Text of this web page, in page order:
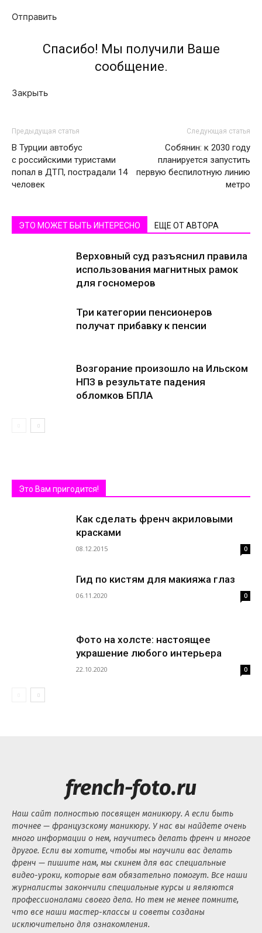
Отправить
Спасибо! Мы получили Ваше
сообщение.
Закрыть
Предыдущая статья
В Турции автобус
с российскими туристами
попал в ДТП, пострадали 14
человек
Следующая статья
Собянин: к 2030 году
планируется запустить
первую беспилотную линию
метро
ЭТО МОЖЕТ БЫТЬ ИНТЕРЕСНО ЕЩЕ ОТ АВТОРА
Верховный суд разъяснил правила
использования магнитных рамок
для госномеров
Три категории пенсионеров
получат прибавку к пенсии
Возгорание произошло на Ильском
НПЗ в результате падения
обломков БПЛА
Это Вам пригодится!
Как сделать френч акриловыми
красками
08.12.2015 0
Гид по кистям для макияжа глаз
06.11.2020 0
Фото на холсте: настоящее
украшение любого интерьера
22.10.2020 0
french-foto.ru
Наш сайт полностью посвящен маникюру. А если быть
точнее — французскому маникюру. У нас вы найдете очень
много информации о нем, научитесь делать френч и многое
другое. Если вы хотите, чтобы мы научили вас делать
френч — пишите нам, мы скинем для вас специальные
видео-уроки, которые вам обязательно помогут. Все наши
журналисты закончили специальные курсы и являются
профессионалами своего дела. Но тем не менее помните,
что все наши мастер-классы и советы созданы
исключительно для ознакомления.